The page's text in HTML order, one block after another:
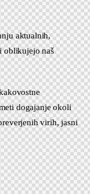
aktualnih,
oblikujejo naš
dogajanje okoli
virih, jasni